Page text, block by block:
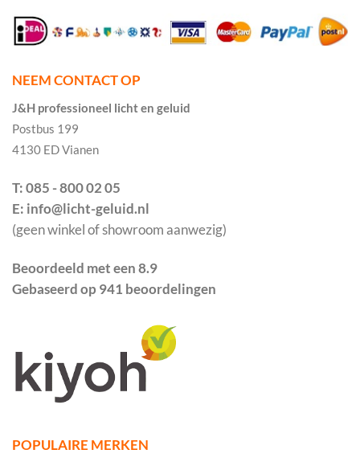
POPULAIRE MERKEN
NEEM CONTACT OP
J&H professioneel licht en geluid
Postbus 199
4130 ED Vianen
T: 085 - 800 02 05
E: info@licht-geluid.nl
(geen winkel of showroom aanwezig)
Beoordeeld met een 8.9
Gebaseerd op 941 beoordelingen